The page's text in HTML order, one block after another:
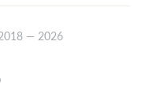
— 2026